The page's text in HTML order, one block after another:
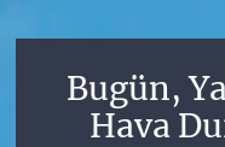
Bugün,
Hava
Süper Lig
Tüm Manşetler